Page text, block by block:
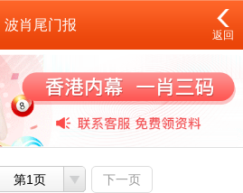
波肖尾门报
返回
第1页 下一页